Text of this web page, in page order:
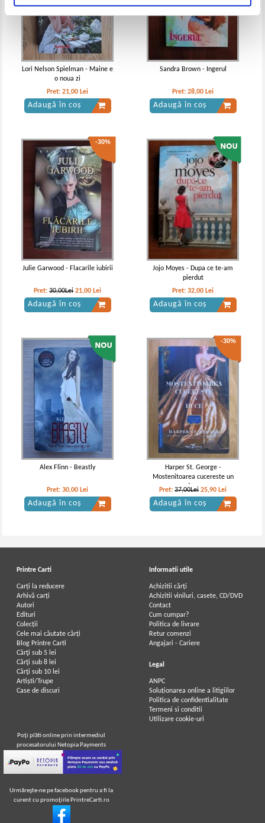
Lori Nelson Spielman - Maine e
o noua zi
Pret:21,00 Lei
Adaugă în coș
Sandra Brown - Ingerul
Pret:28,00 Lei
Adaugă în coș
-30%
Julie Garwood - Flacarile iubirii
Pret:30,00Lei 21,00 Lei
Adaugă în coș
Jojo Moyes - Dupa ce te-am
pierdut
Pret:32,00 Lei
Adaugă în coș
Alex Flinn - Beastly
Pret:30,00 Lei
Adaugă în coș
-30%
Harper St. George -
Mostenitoarea cucereste un
duce
Pret:37,00Lei 25,90 Lei
Adaugă în coș
Printre Carti
Carți la reducere
Arhivă carți
Autori
Edituri
Colecții
Cele mai căutate cărți
Blog Printre Carti
Cărţi sub 5 lei
Cărţi sub 8 lei
Cărţi sub 10 lei
Artiști/Trupe
Case de discuri
Informatii utile
Achizitii cărți
Achizitii viniluri, casete, CD/DVD
Contact
Cum cumpar?
Politica de livrare
Retur comenzi
Angajari - Cariere
Legal
ANPC
Soluționarea online a litigiilor
Politica de confidentialitate
Termeni si conditii
Utilizare cookie-uri
Poţi plăti online prin intermediul
procesatorului Netopia Payments
Urmăreşte-ne pe facebook pentru a fi la
curent cu promoţiile PrintreCarti.ro